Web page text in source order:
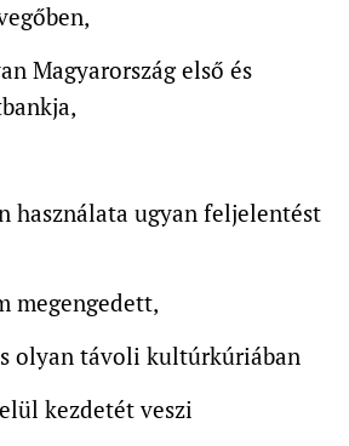
Magyarország első és
használata ugyan feljelentést
megengedett,
olyan távoli kultúrkúriában
kezdetét veszi